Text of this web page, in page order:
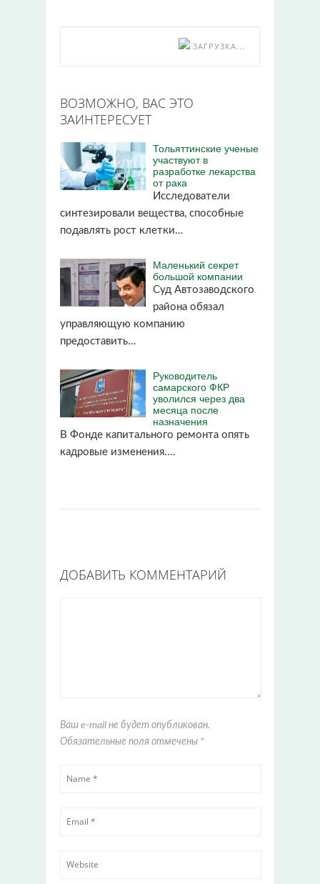
ЗАГРУЗКА...
ВОЗМОЖНО, ВАС ЭТО
ЗАИНТЕРЕСУЕТ
Тольяттинские ученые
участвуют в
разработке лекарства
от рака
Исследователи
синтезировали вещества, способные
подавлять рост клетки…
Маленький секрет
большой компании
Суд Автозаводского
района обязал
управляющую компанию
предоставить…
Руководитель
самарского ФКР
уволился через два
месяца после
назначения
В Фонде капитального ремонта опять
кадровые изменения.…
ДОБАВИТЬ КОММЕНТАРИЙ
Ваш e-mail не будет опубликован.
Обязательные поля отмечены *